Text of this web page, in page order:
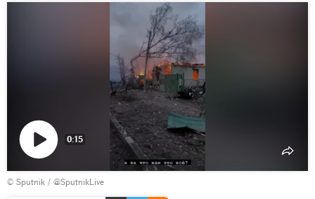
Դիտել
տեսանյութը
0:15
© Sputnik / @SputnikLive